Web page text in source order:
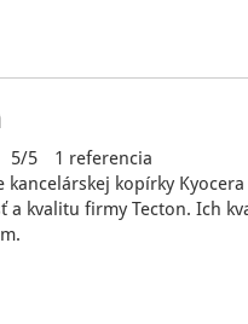
5/5
1 referencia
kancelárskej kopírky
a kvalitu firmy Tecton. Ich